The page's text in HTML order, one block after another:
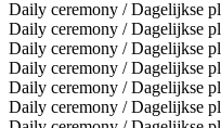
Daily ceremony / Dagelijkse
Daily ceremony / Dagelijkse
Daily ceremony / Dagelijkse
Daily ceremony / Dagelijkse
Daily ceremony / Dagelijkse
Daily ceremony / Dagelijkse